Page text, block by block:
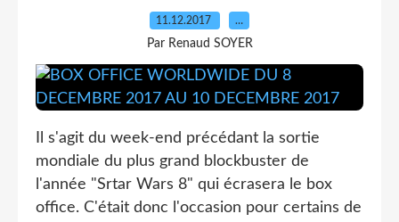
11.12.2017 …
Par Renaud SOYER
Il s'agit du week-end précédant la sortie
mondiale du plus grand blockbuster de
l'année "Srtar Wars 8" qui écrasera le box
office. C'était donc l'occasion pour certains de